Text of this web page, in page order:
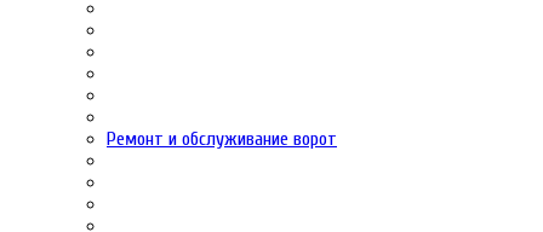
Ремонт и обслуживание ворот